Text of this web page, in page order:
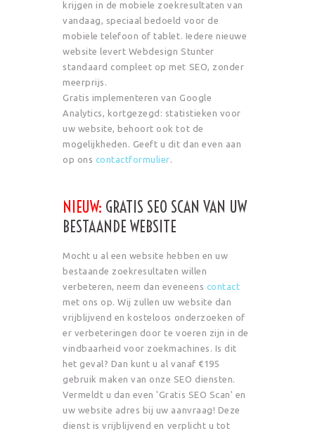
krijgen in de mobiele zoekresultaten van
vandaag, speciaal bedoeld voor de
mobiele telefoon of tablet. Iedere nieuwe
website levert Webdesign Stunter
standaard compleet op met SEO, zonder
meerprijs.
Gratis implementeren van Google
Analytics, kortgezegd: statistieken voor
uw website, behoort ook tot de
mogelijkheden. Geeft u dit dan even aan
op ons contactformulier
NIEUW: GRATIS SEO SCAN VAN UW
BESTAANDE WEBSITE
Mocht u al een website hebben en uw
bestaande zoekresultaten willen
verbeteren, neem dan eveneens contact
met ons op. Wij zullen uw website dan
vrijblijvend en kosteloos onderzoeken of
er verbeteringen door te voeren zijn in de
vindbaarheid voor zoekmachines. Is dit
het geval? Dan kunt u al vanaf €195
gebruik maken van onze SEO diensten.
Vermeldt u dan even 'Gratis SEO Scan' en
uw website adres bij uw aanvraag! Deze
dienst is vrijblijvend en verplicht u tot